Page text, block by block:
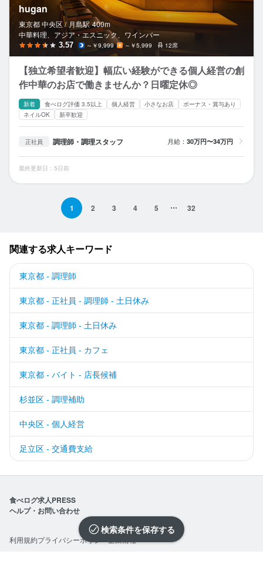
hugan
東京都 中央区 / 月島駅 400m
中華料理、アジア・エスニック、ワインバー
3.57 ～￥9,999 ～￥5,999 12席
【独立希望者歓迎】幅広い経験ができる個人経営の創
作中華のお店で働きませんか？日曜定休◎
新着 食べログ評価 3.5以上 個人経営 小さなお店
ボーナス・賞与あり
ネイルOK
新卒歓迎
正社員 調理師・調理スタッフ 月給： 30万円〜34万円
最終更新日：5日前
1 2 3 4 5 32
検索条件を保存
関連する求人キーワード
東京都 - 調理師
東京都 - 正社員 - 調理師 - 土日休み
東京都 - 調理師 - 土日休み
東京都 - 正社員 - カフェ
東京都 - バイト - 店長候補
杉並区 - 調理補助
中央区 - 個人経営
足立区 - 交通費支給
食べログ求人PRESS
ヘルプ・お問い合わせ
利用規約プライバシーポリシー